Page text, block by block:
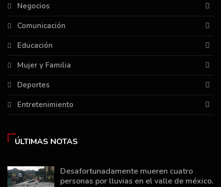
Negocios
Comunicación
Educación
Mujer y Familia
Deportes
Entretenimiento
ÚLTIMAS NOTAS
Desafortunadamente mueren cuatro
personas por lluvias en el valle de méxico.